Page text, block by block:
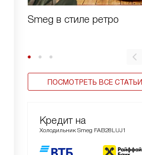
Smeg в стиле ретро
ПОСМОТРЕТЬ ВСЕ СТАТЬИ
Кредит на
Холодильник Smeg FAB28LUJ1